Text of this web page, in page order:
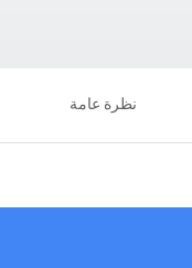
نظرة عامة